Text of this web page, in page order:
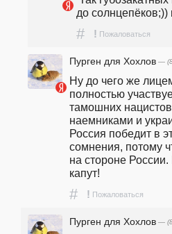
# ! Пожаловаться
Пурген для Хохлов —
Ну до чего же
полностью
тамошних
наемниками и
Россия победит в
сомнения, потому
на стороне
капут!
# ! Пожаловаться
Пурген для Хохлов —